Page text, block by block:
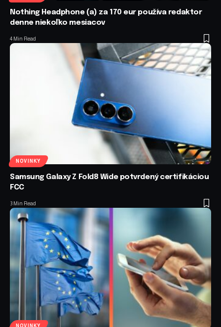
Nothing Headphone (a) za 170 eur používa redaktor
denne niekoľko mesiacov
4 Min Read
NOVINKY
Samsung Galaxy Z Fold8 Wide potvrdený certifikáciou
FCC
3 Min Read
NOVINKY